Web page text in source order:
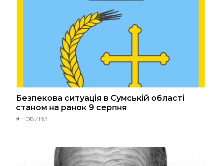
Безпекова ситуація в Сумській області
станом на ранок 9 серпня
# НОВИНИ